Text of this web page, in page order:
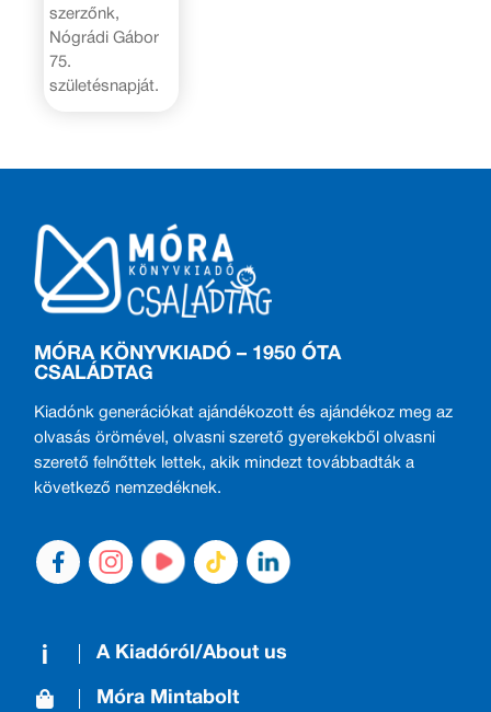
szerzőnk,
Nógrádi Gábor
75.
születésnapját.
MÓRA KÖNYVKIADÓ – 1950 ÓTA
CSALÁDTAG
Kiadónk generációkat ajándékozott és ajándékoz meg az
olvasás örömével, olvasni szerető gyerekekből olvasni
szerető felnőttek lettek, akik mindezt továbbadták a
következő nemzedéknek.
A Kiadóról/About us
Móra Mintabolt